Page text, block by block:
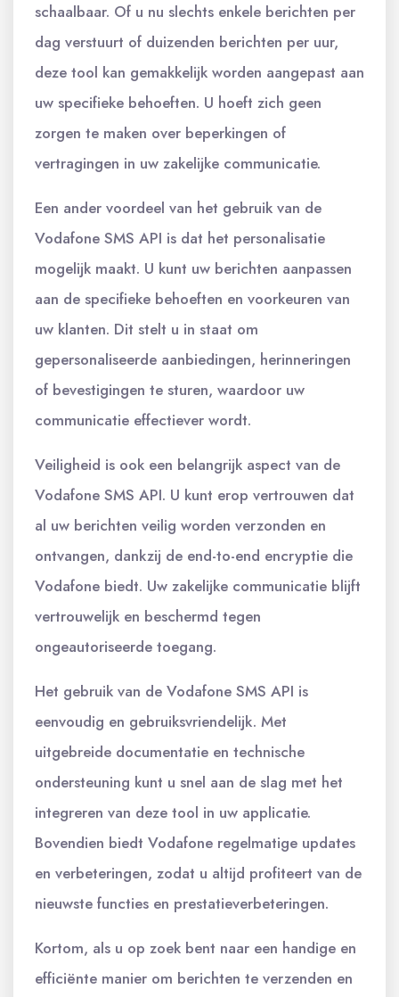
schaalbaar. Of u nu slechts enkele berichten per
dag verstuurt of duizenden berichten per uur,
deze tool kan gemakkelijk worden aangepast aan
uw specifieke behoeften. U hoeft zich geen
zorgen te maken over beperkingen of
vertragingen in uw zakelijke communicatie.
Een ander voordeel van het gebruik van de
Vodafone SMS API is dat het personalisatie
mogelijk maakt. U kunt uw berichten aanpassen
aan de specifieke behoeften en voorkeuren van
uw klanten. Dit stelt u in staat om
gepersonaliseerde aanbiedingen, herinneringen
of bevestigingen te sturen, waardoor uw
communicatie effectiever wordt.
Veiligheid is ook een belangrijk aspect van de
Vodafone SMS API. U kunt erop vertrouwen dat
al uw berichten veilig worden verzonden en
ontvangen, dankzij de end-to-end encryptie die
Vodafone biedt. Uw zakelijke communicatie blijft
vertrouwelijk en beschermd tegen
ongeautoriseerde toegang.
Het gebruik van de Vodafone SMS API is
eenvoudig en gebruiksvriendelijk. Met
uitgebreide documentatie en technische
ondersteuning kunt u snel aan de slag met het
integreren van deze tool in uw applicatie.
Bovendien biedt Vodafone regelmatige updates
en verbeteringen, zodat u altijd profiteert van de
nieuwste functies en prestatieverbeteringen.
Kortom, als u op zoek bent naar een handige en
efficiënte manier om berichten te verzenden en